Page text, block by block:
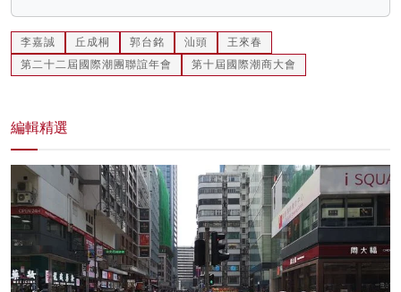
李嘉誠 丘成桐 郭台銘 汕頭
王來春
第二十二屆國際潮團聯誼年會
第十屆國際潮商大會
編輯精選